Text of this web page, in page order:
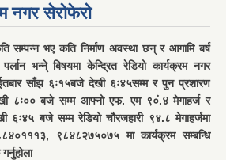
नगर सेरोफेरो
सम्पन्न भए कति निर्माण अवस्था छन् र आगामि बर्ष
भन्ने् बिषयमा केन्द्रित रेडियो कार्यक्रम नगर
साँझ ६ः१५बजे देखी ६ः४५सम्म र पुन प्रशारण
८ः०० बजे सम्म आफ्नो एफ. एम ९०ं.४ मेगाहर्ज र
६ः४५ बजे सम्म रेडियो चौरजहारी ९४.८ मेगाहर्जमा
९८४८२७५०७५ मा कार्यक्रम सम्बन्धि